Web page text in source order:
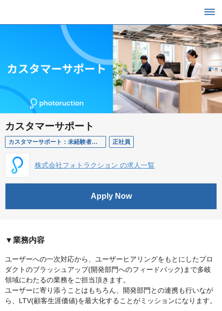
カスタマーサポート
カスタマーサポート：未経験者歓迎 正社員
株式会社フォトラクション の求人一覧
Apply Now
▼業務内容
ユーザーへの一次対応から、ユーザーヒアリングをもとにしたプロ
ダクトのブラッシュアップ(開発部門へのフィードバック)まで多岐
領域にわたるの業務をご担当頂きます。
ユーザーに寄り添うことはもちろん、開発部門との連携も行いなが
ら、LTV(顧客生涯価値)を最大化することがミッションになります。